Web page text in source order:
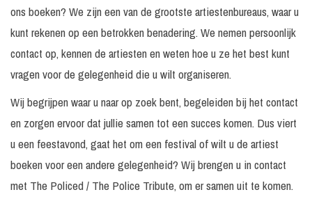
ons boeken? We zijn een van de grootste artiestenbureaus, waar u
kunt rekenen op een betrokken benadering. We nemen persoonlijk
contact op, kennen de artiesten en weten hoe u ze het best kunt
vragen voor de gelegenheid die u wilt organiseren.
Wij begrijpen waar u naar op zoek bent, begeleiden bij het contact
en zorgen ervoor dat jullie samen tot een succes komen. Dus viert
u een feestavond, gaat het om een festival of wilt u de artiest
boeken voor een andere gelegenheid? Wij brengen u in contact
met The Policed / The Police Tribute, om er samen uit te komen.